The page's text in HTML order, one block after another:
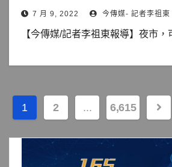
7 月 9, 2022 今傳媒- 記者李祖東
【今傳媒/記者李祖東報導】夜市，
文
章
1 2 ... 6,615